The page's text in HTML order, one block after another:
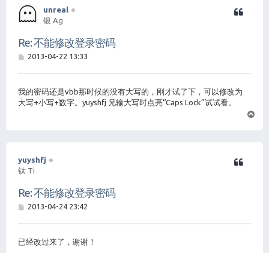
unreal
银 Ag
Re: 不能修改登录密码
帖
2013-04-22 13:33
我的密码还是vbb那时候的没有大写的，刚才试了下，可以修改为
大写+小写+数字。yuyshfj 兄输大写时点亮“Caps Lock”试试看。
yuyshfj
钛 Ti
Re: 不能修改登录密码
帖
2013-04-24 23:42
已经改过来了，谢谢！